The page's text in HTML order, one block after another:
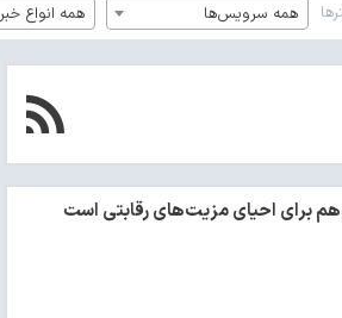
همه سرویس‌ها همه انواع خبر
برای احیای مزیت‌های رقابتی است